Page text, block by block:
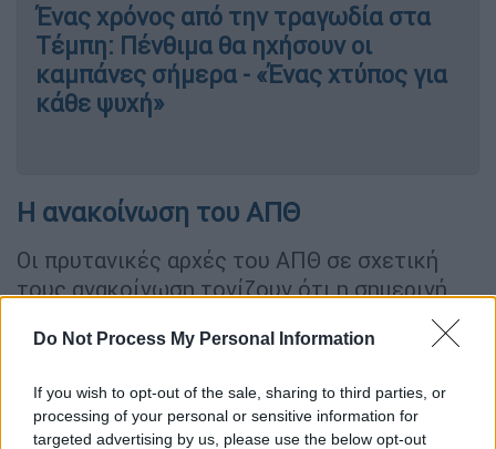
Do Not Process My Personal Information
If you wish to opt-out of the sale, sharing to third parties, or
processing of your personal or sensitive information for
targeted advertising by us, please use the below opt-out
Ένας χρόνος από την τραγωδία στα
Τέμπη: Πένθιμα θα ηχήσουν οι
καμπάνες σήμερα - «Ένας χτύπος για
κάθε ψυχή»
Η ανακοίνωση του ΑΠΘ
Οι πρυτανικές αρχές του ΑΠΘ σε σχετική
τους ανακοίνωση τονίζουν ότι η σημερινή
υπόμνηση της ευθύνης των
αρμοδίων αρχών να αποδώσουν την
χρέους να τιμούμε τη μνήμη των ψυχών που
χάθηκαν.Η απουσία τους από τα αμφιθέατρα,